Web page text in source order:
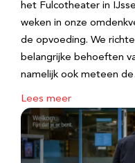
het Fulcotheater in
weken in onze
de opvoeding. We
belangrijke behoeften
namelijk ook meteen
Lees meer